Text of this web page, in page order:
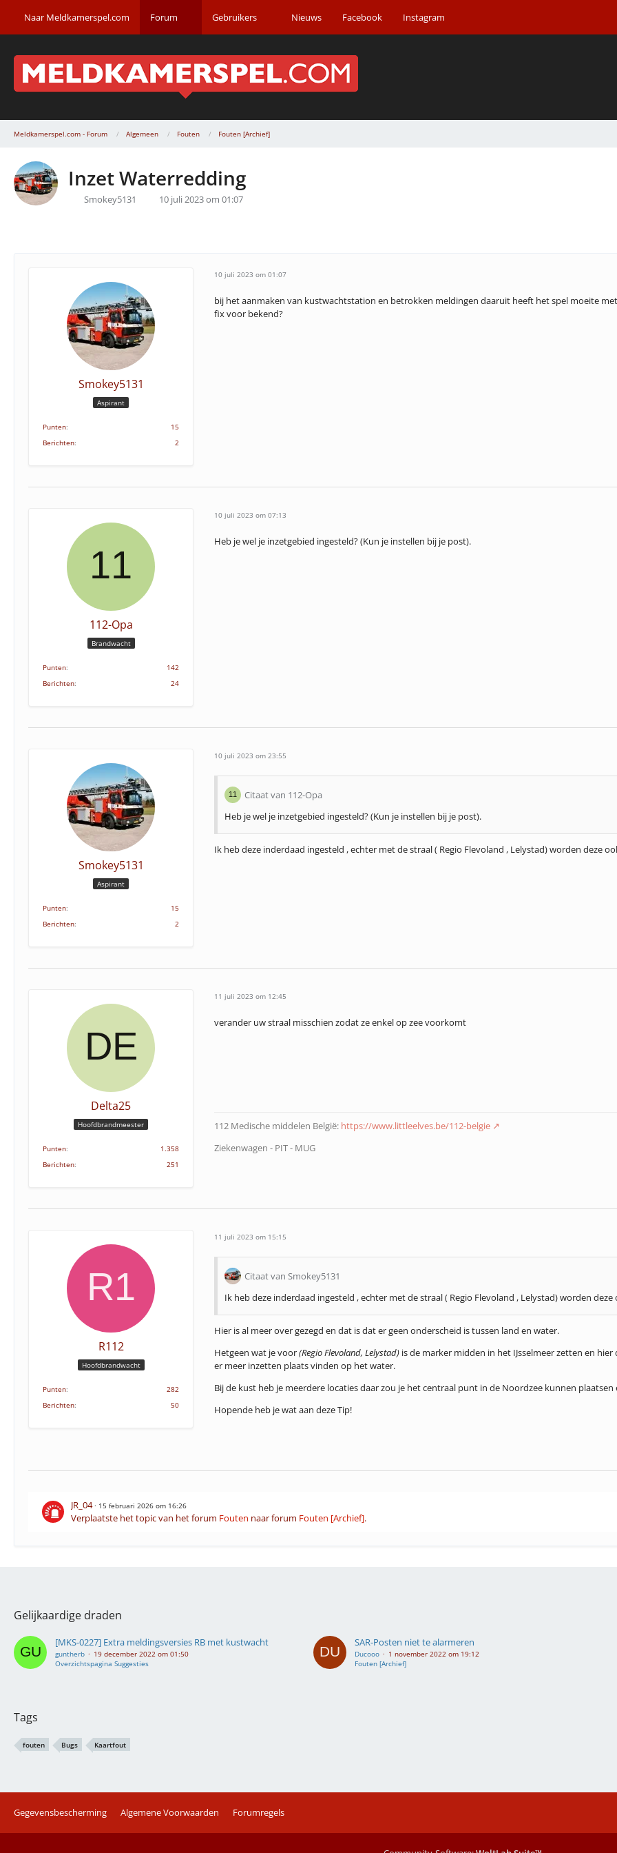
Naar Meldkamerspel.com Forum Gebruikers Nieuws Facebook Instagram
Meldkamerspel.com - Forum Algemeen Fouten Fouten [Archief]
Inzet Waterredding
Smokey5131 10 juli 2023 om 01:07
Smokey5131
Aspirant
Punten
15
Berichten
2
10 juli 2023 om 01:07
bij het aanmaken van kustwachtstation en betrokken meldingen daaruit heeft het spel moeite
fix voor bekend?
112-Opa
Brandwacht
Punten
142
Berichten
24
10 juli 2023 om 07:13
Heb je wel je inzetgebied ingesteld? (Kun je instellen bij je post).
Smokey5131
Aspirant
Punten
15
Berichten
2
10 juli 2023 om 23:55
Citaat van 112-Opa
Heb je wel je inzetgebied ingesteld? (Kun je instellen bij je post).
Ik heb deze inderdaad ingesteld , echter met de straal ( Regio Flevoland , Lelystad) worden deze
Delta25
Hoofdbrandmeester
Punten
1.358
Berichten
251
11 juli 2023 om 12:45
verander uw straal misschien zodat ze enkel op zee voorkomt
112 Medische middelen België: https://www.littleelves.be/112-belgie
Ziekenwagen - PIT - MUG
R112
Hoofdbrandwacht
Punten
282
Berichten
50
11 juli 2023 om 15:15
Citaat van Smokey5131
Ik heb deze inderdaad ingesteld , echter met de straal ( Regio Flevoland , Lelystad) worden
Hier is al meer over gezegd en dat is dat er geen onderscheid is tussen land en water.
Hetgeen wat je voor(Regio Flevoland, Lelystad) is de marker midden in het IJsselmeer zetten en
er meer inzetten plaats vinden op het water.
Bij de kust heb je meerdere locaties daar zou je het centraal punt in de Noordzee kunnen
Hopende heb je wat aan deze Tip!
JR_04 15 februari 2026 om 16:26
Verplaatste het topic van het forum Fouten naar forum Fouten [Archief].
Gelijkaardige draden
[MKS-0227] Extra meldingsversies RB met kustwacht
guntherb
19 december 2022 om 01:50
Overzichtspagina Suggesties
SAR-Posten niet te alarmeren
Ducooo
1 november 2022 om 19:12
Fouten [Archief]
Tags
fouten Bugs Kaartfout
Gegevensbescherming Algemene Voorwaarden Forumregels